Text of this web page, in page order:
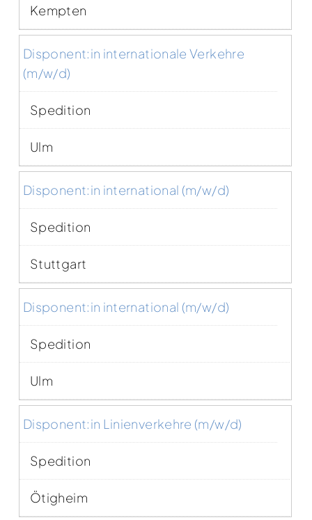
Kempten
Disponent:in internationale Verkehre
(m/w/d)
Spedition
Ulm
Disponent:in international (m/w/d)
Spedition
Stuttgart
Disponent:in international (m/w/d)
Spedition
Ulm
Disponent:in Linienverkehre (m/w/d)
Spedition
Ötigheim